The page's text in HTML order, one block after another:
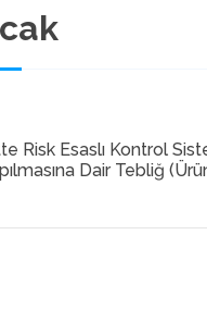
Risk Esaslı Kontrol
Dair Tebliğ